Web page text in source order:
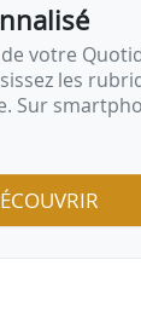
de votre
les
Sur